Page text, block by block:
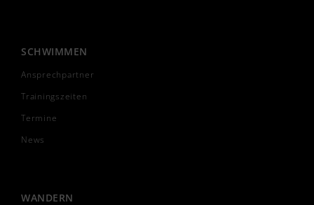
SCHWIMMEN
Ansprechpartner
Trainingszeiten
Termine
News
WANDERN